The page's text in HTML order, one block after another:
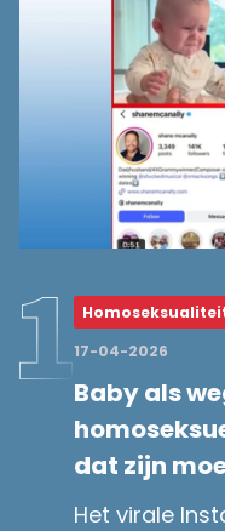
17-04-2026
Baby als
dat zijn
Het virale